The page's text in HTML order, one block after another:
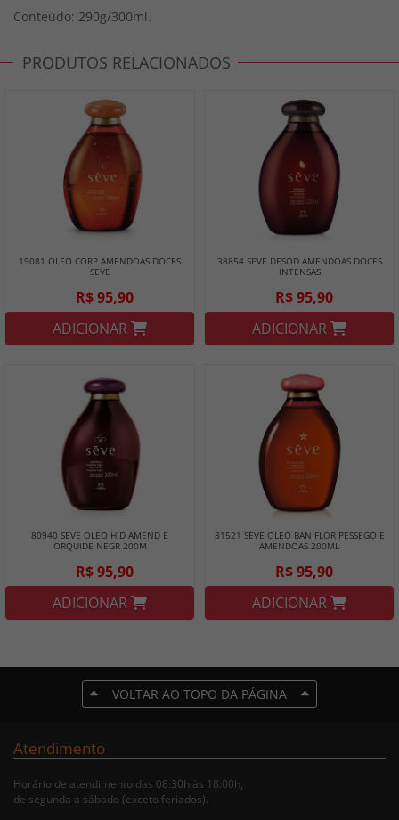
Conteúdo: 290g/300ml.
PRODUTOS RELACIONADOS
19081 OLEO CORP AMENDOAS DOCES
SEVE
R$ 95,90
ADICIONAR
38854 SEVE DESOD AMENDOAS DOCES
INTENSAS
R$ 95,90
ADICIONAR
80940 SEVE OLEO HID AMEND E
ORQUIDE NEGR 200M
R$ 95,90
ADICIONAR
81521 SEVE OLEO BAN FLOR PESSEGO E
AMENDOAS 200ML
R$ 95,90
ADICIONAR
VOLTAR AO TOPO DA PÁGINA
Atendimento
Horário de atendimento das 08:30h às 18:00h,
de segunda a sábado (exceto feriados).